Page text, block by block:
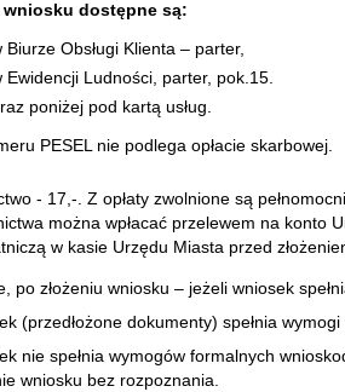
wniosku dostępne są:
Obsługi Klienta – parter,
Ludności, parter, pok.15.
pod kartą usług.
PESEL nie podlega opłacie skarbowej.
- 17,-. Z opłaty zwolnione są
można wpłacać przelewem na
w kasie Urzędu Miasta przed
po złożeniu wniosku – jeżeli wniosek
(przedłożone dokumenty) spełnia
nie spełnia wymogów formalnych
wniosku bez rozpoznania.